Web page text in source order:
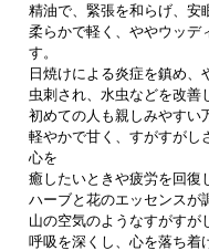
精油で、緊張を和らげ、安
柔らかで軽く、ややウッデ
す。
日焼けによる炎症を鎮め、
虫刺され、水虫などを改善
初めての人も親しみやすい
軽やかで甘く、すがすがし
心を
癒したいときや疲労を回復
ハーブと花のエッセンスが
山の空気のようなすがすが
呼吸を深くし、心を落ち着